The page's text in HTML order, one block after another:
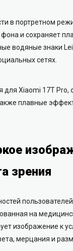
в портретном
и сохраняет
водяные знаки
сетях.
Xiaomi 17T
плавные
зрения
на
изображение к
мерцания и